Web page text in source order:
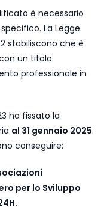
è necessario
La Legge
stabiliscono che è
un titolo
professionale in
ha fissato la
al 31 gennaio 2025.
conseguire:
per lo Sviluppo